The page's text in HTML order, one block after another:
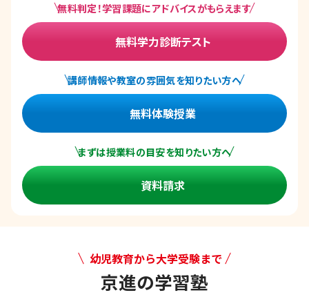
無料判定！学習課題にアドバイスがもらえます
無料学力診断テスト
講師情報や教室の雰囲気を知りたい方へ
無料体験授業
まずは授業料の目安を知りたい方へ
資料請求
幼児教育から大学受験まで
京進の学習塾